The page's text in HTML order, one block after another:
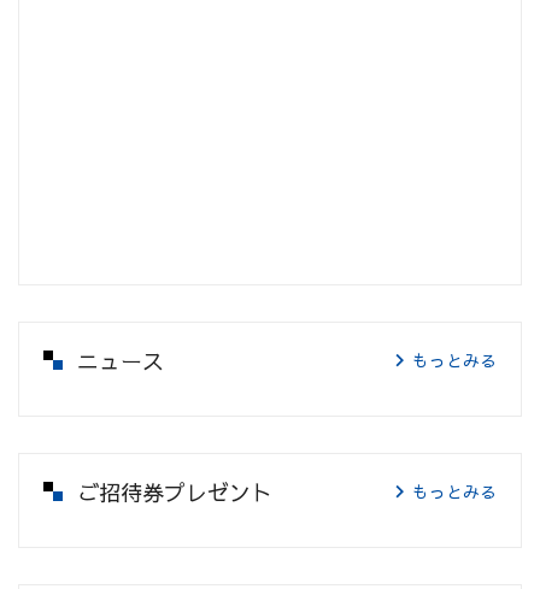
ニュース もっとみる
ご招待券プレゼント もっとみる